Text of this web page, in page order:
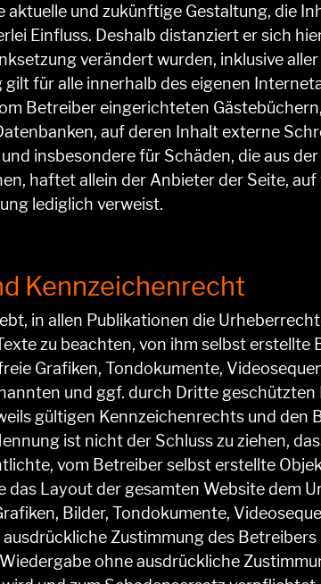
aktuelle und zukünftige Gestaltung, die
Einfluss. Deshalb distanziert er sich
verändert wurden, inklusive
gilt für alle innerhalb des eigenen
Betreiber eingerichteten
auf deren Inhalt externe
insbesondere für Schäden, die aus
haftet allein der Anbieter der Seite,
lediglich verweist.
Kennzeichenrecht
in allen Publikationen die
zu beachten, von ihm selbst
Grafiken, Tondokumente,
und ggf. durch Dritte
gültigen Kennzeichenrechts und
ist nicht der Schluss zu ziehen,
vom Betreiber selbst erstellte
das Layout der gesamten Website dem
Bilder, Tondokumente,
Zustimmung des
ohne ausdrückliche